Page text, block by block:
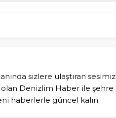
sizlere ulaştıran sesimiz
Denizlim Haber ile şehre
haberlerle güncel kalın.